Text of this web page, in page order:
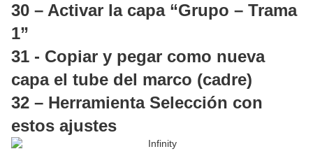
30 – Activar la capa “Grupo – Trama
1”
31 - Copiar y pegar como nueva
capa el tube del marco (cadre)
32 – Herramienta Selección con
estos ajustes